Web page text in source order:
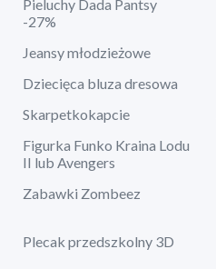
Pieluchy Dada Pantsy
-27%
Jeansy młodzieżowe
Dziecięca bluza dresowa
Skarpetkokapcie
Figurka Funko Kraina Lodu
II lub Avengers
Zabawki Zombeez
Plecak przedszkolny 3D